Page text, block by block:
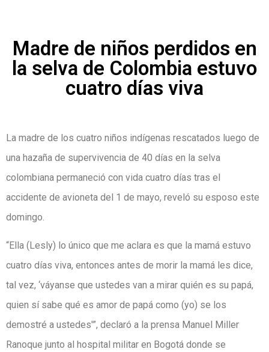
Madre de niños perdidos en
la selva de Colombia estuvo
cuatro días viva
La madre de los cuatro niños indígenas rescatados luego de
una hazaña de supervivencia de 40 días en la selva
colombiana permaneció con vida cuatro días tras el
accidente de avioneta del 1 de mayo, reveló su esposo este
domingo.
“Ella (Lesly) lo único que me aclara es que la mamá estuvo
cuatro días viva, entonces antes de morir la mamá les dice,
tal vez, ‘váyanse que ustedes van a mirar quién es su papá,
quien sí sabe qué es amor de papá como (yo) se los
demostré a ustedes'”, declaró a la prensa Manuel Miller
Ranoque junto al hospital militar en Bogotá donde se